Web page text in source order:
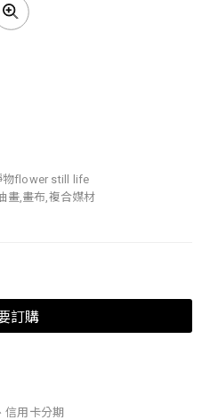
物flower still life
畫,畫布,複合媒材
訂購
信用卡分期